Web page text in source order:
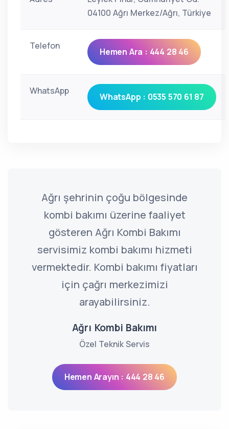
04100 Ağrı Merkez/Ağrı, Türkiye
Telefon
Hemen Ara : 444 28 46
WhatsApp
WhatsApp : 0535 570 61 87
Ağrı şehrinin çoğu bölgesinde
kombi bakımı üzerine faaliyet
gösteren Ağrı Kombi Bakımı
servisimiz kombi bakımı hizmeti
vermektedir. Kombi bakımı fiyatları
için çağrı merkezimizi
arayabilirsiniz.
Ağrı Kombi Bakımı
Özel Teknik Servis
Hemen Arayın : 444 28 46